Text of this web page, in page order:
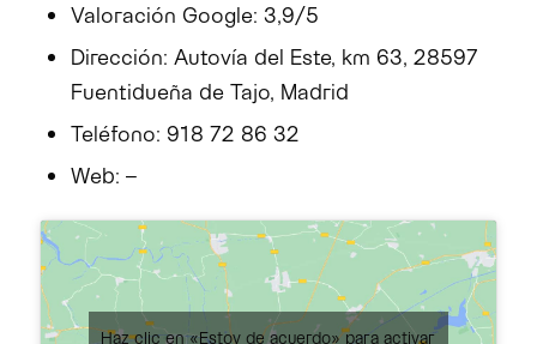
Valoración Google: 3,9/5
Dirección: Autovía del Este, km 63, 28597
Fuentidueña de Tajo, Madrid
Teléfono: 918 72 86 32
Web: –
Haz clic en «Estoy de acuerdo» para activar